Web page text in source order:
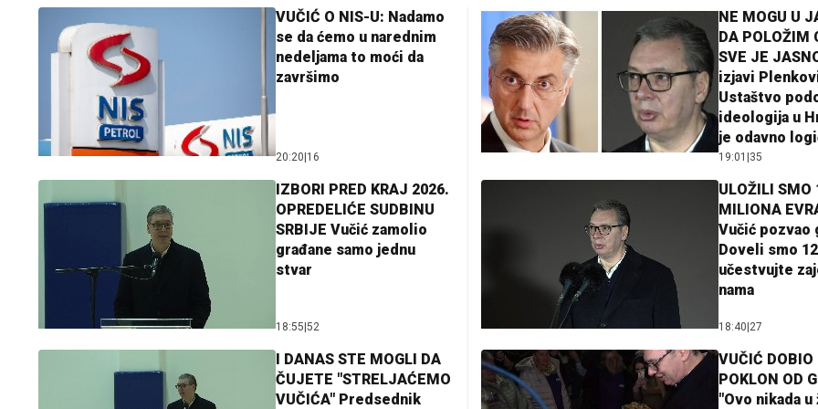
VUČIĆ O NIS-U: Nadamo
se da ćemo u narednim
nedeljama to moći da
završimo
20:20 16
NE MOGU U
DA POLOŽIM
SVE JE
izjavi
Ustaštvo
ideologija u
je odavno
19:01 35
IZBORI PRED KRAJ 2026.
OPREDELIĆE SUDBINU
SRBIJE Vučić zamolio
građane samo jednu
stvar
18:55 52
ULOŽILI SMO
MILIONA
Vučić pozvao
Doveli smo
učestvujte
nama
18:40 27
I DANAS STE MOGLI DA
ČUJETE "STRELJAĆEMO
VUČIĆA" Predsednik
VUČIĆ
POKLON OD
"Ovo nikada